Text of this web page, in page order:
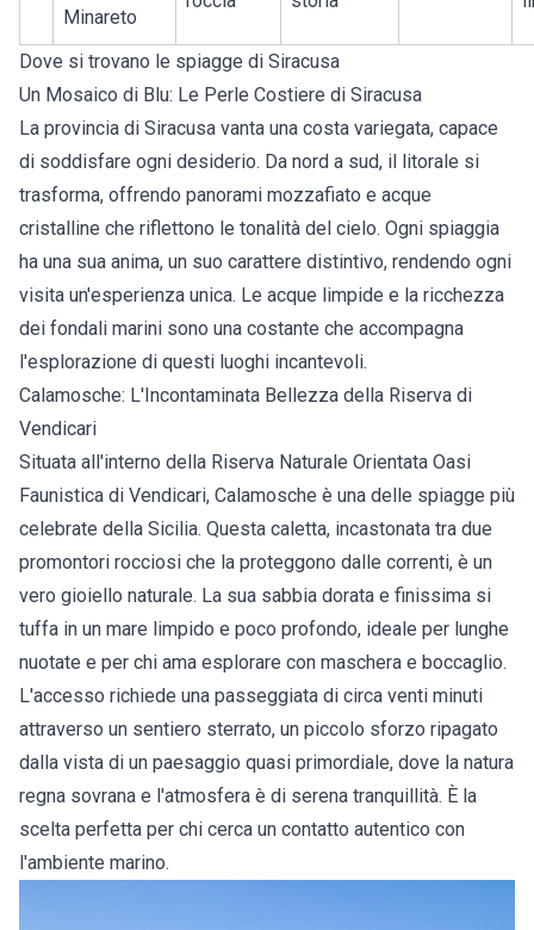
Minareto
Dove si trovano le spiagge di Siracusa
Un Mosaico di Blu: Le Perle Costiere di Siracusa
La provincia di Siracusa vanta una costa variegata, capace
di soddisfare ogni desiderio. Da nord a sud, il litorale si
trasforma, offrendo panorami mozzafiato e acque
cristalline che riflettono le tonalità del cielo. Ogni spiaggia
ha una sua anima, un suo carattere distintivo, rendendo ogni
visita un'esperienza unica. Le acque limpide e la ricchezza
dei fondali marini sono una costante che accompagna
l'esplorazione di questi luoghi incantevoli.
Calamosche: L'Incontaminata Bellezza della Riserva di
Vendicari
Situata all'interno della Riserva Naturale Orientata Oasi
Faunistica di Vendicari, Calamosche è una delle spiagge più
celebrate della Sicilia. Questa caletta, incastonata tra due
promontori rocciosi che la proteggono dalle correnti, è un
vero gioiello naturale. La sua sabbia dorata e finissima si
tuffa in un mare limpido e poco profondo, ideale per lunghe
nuotate e per chi ama esplorare con maschera e boccaglio.
L'accesso richiede una passeggiata di circa venti minuti
attraverso un sentiero sterrato, un piccolo sforzo ripagato
dalla vista di un paesaggio quasi primordiale, dove la natura
regna sovrana e l'atmosfera è di serena tranquillità. È la
scelta perfetta per chi cerca un contatto autentico con
l'ambiente marino.